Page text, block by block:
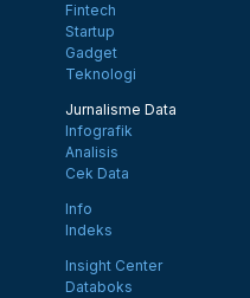
Fintech
Startup
Gadget
Teknologi
Jurnalisme Data
Infografik
Analisis
Cek Data
Info
Indeks
Insight Center
Databoks